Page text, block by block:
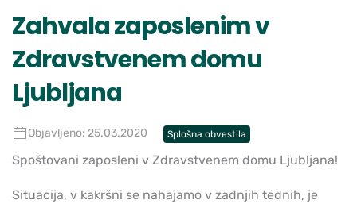
Zahvala zaposlenim v
Zdravstvenem domu
Ljubljana
Objavljeno: 25.03.2020 Splošna obvestila
Spoštovani zaposleni v Zdravstvenem domu Ljubljana!
Situacija, v kakršni se nahajamo v zadnjih tednih, je